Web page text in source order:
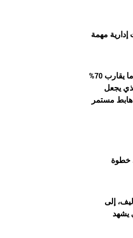
إدارية مهمة
ورغم الأداء الإيجابي الأخير، لا تزال الصورة طويلة الأجل تعكس حجم التحديات التي تواجه الشركة، إذ فقد السهم ما يقارب 70%
يجعل
خطوة
إلى
يشهد